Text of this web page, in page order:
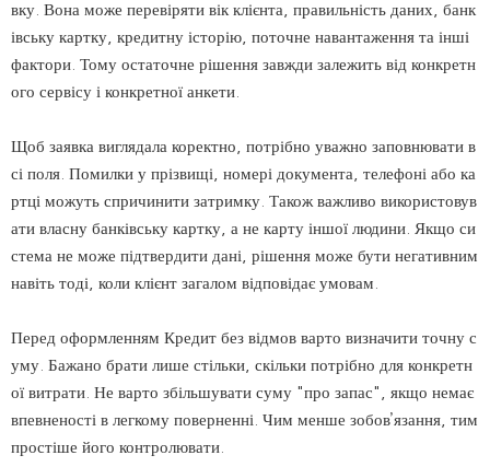
вку. Вона може перевіряти вік клієнта, правильність даних, банк
івську картку, кредитну історію, поточне навантаження та інші
фактори. Тому остаточне рішення завжди залежить від конкретн
ого сервісу і конкретної анкети.
Щоб заявка виглядала коректно, потрібно уважно заповнювати в
сі поля. Помилки у прізвищі, номері документа, телефоні або ка
ртці можуть спричинити затримку. Також важливо використовув
ати власну банківську картку, а не карту іншої людини. Якщо си
стема не може підтвердити дані, рішення може бути негативним
навіть тоді, коли клієнт загалом відповідає умовам.
Перед оформленням Кредит без відмов варто визначити точну с
уму. Бажано брати лише стільки, скільки потрібно для конкретн
ої витрати. Не варто збільшувати суму "про запас", якщо немає
впевненості в легкому поверненні. Чим менше зобов’язання, тим
простіше його контролювати.